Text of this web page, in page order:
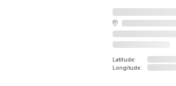
Latitude:
Longitude: